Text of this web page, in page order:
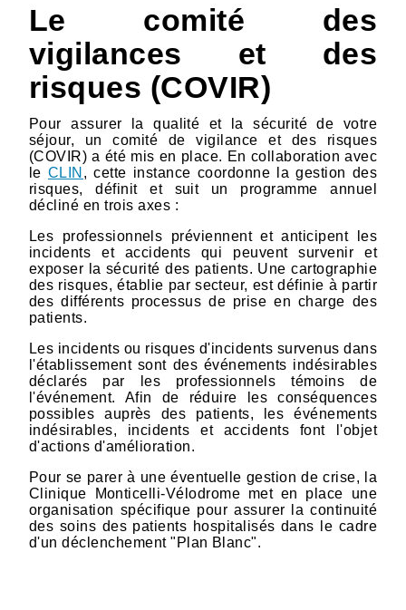
Le comité des
vigilances et des
risques (COVIR)
Pour assurer la qualité et la sécurité de votre
séjour, un comité de vigilance et des risques
(COVIR) a été mis en place. En collaboration avec
leCLIN , cette instance coordonne la gestion des
risques, définit et suit un programme annuel
décliné en trois axes :
Les professionnels préviennent et anticipent les
incidents et accidents qui peuvent survenir et
exposer la sécurité des patients. Une cartographie
des risques, établie par secteur, est définie à partir
des différents processus de prise en charge des
patients.
Les incidents ou risques d'incidents survenus dans
l'établissement sont des événements indésirables
déclarés par les professionnels témoins de
l'événement. Afin de réduire les conséquences
possibles auprès des patients, les événements
indésirables, incidents et accidents font l'objet
d'actions d'amélioration.
Pour se parer à une éventuelle gestion de crise, la
Clinique Monticelli-Vélodrome met en place une
organisation spécifique pour assurer la continuité
des soins des patients hospitalisés dans le cadre
d'un déclenchement "Plan Blanc".